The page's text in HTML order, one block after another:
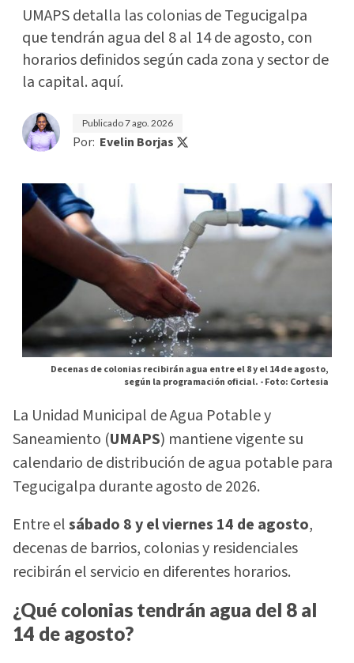
UMAPS detalla las colonias de Tegucigalpa
que tendrán agua del 8 al 14 de agosto, con
horarios definidos según cada zona y sector de
la capital. aquí.
Publicado7 ago. 2026
Por: Evelin Borjas
Decenas de colonias recibirán agua entre el 8 y el 14 de agosto,
según la programación oficial. -Foto: Cortesia
La Unidad Municipal de Agua Potable y
Saneamiento (UMAPS) mantiene vigente su
calendario de distribución de agua potable para
Tegucigalpa durante agosto de 2026.
Entre elsábado 8 y el viernes 14 de agosto,
decenas de barrios, colonias y residenciales
recibirán el servicio en diferentes horarios.
¿Qué colonias tendrán agua del 8 al
14 de agosto?